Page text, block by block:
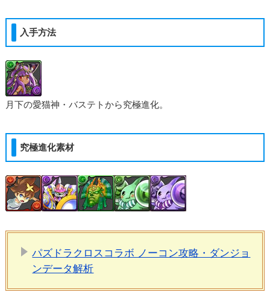
入手方法
月下の愛猫神・バステトから究極進化。
究極進化素材
パズドラクロスコラボ ノーコン攻略・ダンジョ
ンデータ解析